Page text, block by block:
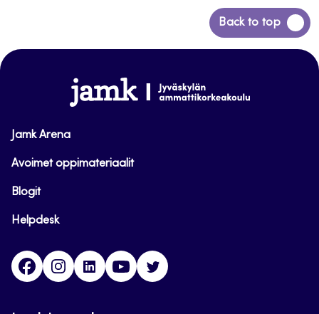
Back to top
Siirry
takaisin
www.jamk.fi
Jamk Arena
Avoimet oppimateriaalit
Blogit
Helpdesk
FacebookInstagram
LinkedInYoutube